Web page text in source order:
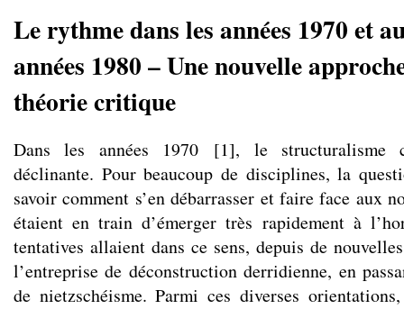
Le rythme dans les années 1970 et
années 1980 – Une nouvelle
théorie critique
Dans les années 1970 [1], le structuralisme
déclinante. Pour beaucoup de disciplines, la
savoir comment s’en débarrasser et faire face aux
étaient en train d’émerger très rapidement à
tentatives allaient dans ce sens, depuis de
l’entreprise de déconstruction derridienne, en
de nietzschéisme. Parmi ces diverses